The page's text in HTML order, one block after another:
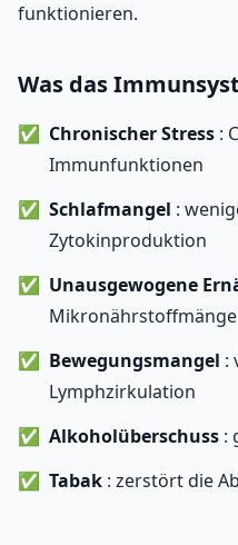
funktionieren.
Was das
Chronischer Stress :
Immunfunktionen
Schlafmangel :
Zytokinproduktion
Unausgewogene
Bewegungsmangel :
Lymphzirkulation
Alkoholüberschuss :
Tabak : zerstört die